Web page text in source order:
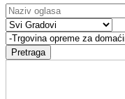
Pretraga